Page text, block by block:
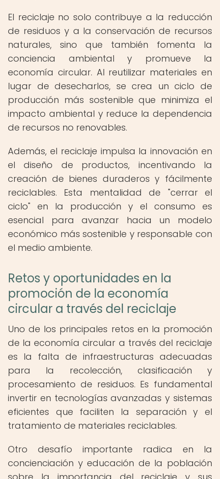
El reciclaje no solo contribuye a la reducción
de residuos y a la conservación de recursos
naturales, sino que también fomenta la
conciencia ambiental y promueve la
economía circular. Al reutilizar materiales en
lugar de desecharlos, se crea un ciclo de
producción más sostenible que minimiza el
impacto ambiental y reduce la dependencia
de recursos no renovables.
Además, el reciclaje impulsa la innovación en
el diseño de productos, incentivando la
creación de bienes duraderos y fácilmente
reciclables. Esta mentalidad de "cerrar el
ciclo" en la producción y el consumo es
esencial para avanzar hacia un modelo
económico más sostenible y responsable con
el medio ambiente.
Retos y oportunidades en la
promoción de la economía
circular a través del reciclaje
Uno de los principales retos en la promoción
de la economía circular a través del reciclaje
es la falta de infraestructuras adecuadas
para la recolección, clasificación y
procesamiento de residuos. Es fundamental
invertir en tecnologías avanzadas y sistemas
eficientes que faciliten la separación y el
tratamiento de materiales reciclables.
Otro desafío importante radica en la
concienciación y educación de la población